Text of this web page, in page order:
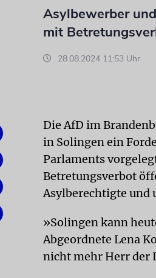
Asylbewerber
mit
28.08.2024 11:53 Uhr
Die AfD im
in Solingen ein
Parlaments
Betretungsverbot
Asylberechtigte und
»Solingen kann
Abgeordnete Lena
nicht mehr Herr der